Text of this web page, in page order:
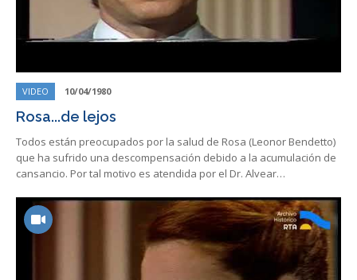
VIDEO 10/04/1980
Rosa...de lejos
Todos están preocupados por la salud de Rosa (Leonor Bendetto)
que ha sufrido una descompensación debido a la acumulación de
cansancio. Por tal motivo es atendida por el Dr. Alvear…